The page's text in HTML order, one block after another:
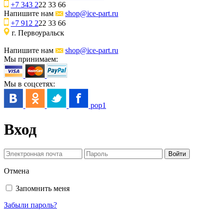
+7 343 222 33 66
Напишите нам
shop@ice-part.ru
+7 912 222 33 66
г. Первоуральск
Напишите нам
shop@ice-part.ru
Мы принимаем:
Мы в соцсетях:
pop1
Вход
Отмена
Запомнить меня
Забыли пароль?